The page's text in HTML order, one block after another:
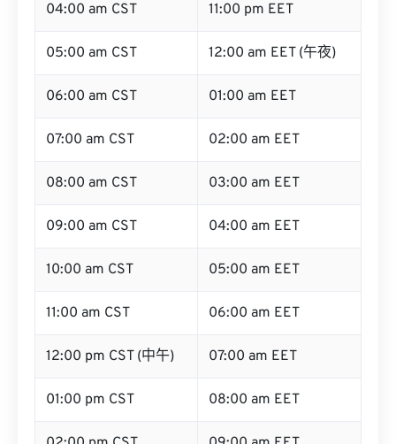
04:00 am CST 11:00 pm EET
05:00 am CST 12:00 am EET (午夜)
06:00 am CST 01:00 am EET
07:00 am CST 02:00 am EET
08:00 am CST 03:00 am EET
09:00 am CST 04:00 am EET
10:00 am CST 05:00 am EET
11:00 am CST 06:00 am EET
12:00 pm CST (中午) 07:00 am EET
01:00 pm CST 08:00 am EET